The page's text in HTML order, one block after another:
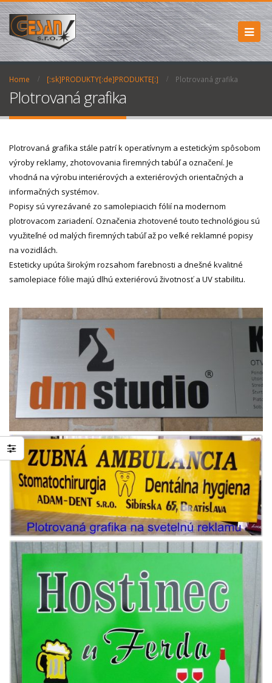
Home [:sk]PRODUKTY[:de]PRODUKTE[:] Plotrovaná grafika
Plotrovaná grafika
Plotrovaná grafika stále patrí k operatívnym a estetickým spôsobom
výroby reklamy, zhotovovania firemných tabúľ a označení. Je
vhodná na výrobu interiérových a exteriérových orientačných a
informačných systémov.
Popisy sú vyrezávané zo samolepiacich fólií na modernom
plotrovacom zariadení. Označenia zhotovené touto technológiou sú
využiteľné od malých firemných tabúľ až po veľké reklamné popisy
na vozidlách.
Esteticky upúta širokým rozsahom farebnosti a dnešné kvalitné
samolepiace fólie majú dlhú exteriérovú životnosť a UV stabilitu.